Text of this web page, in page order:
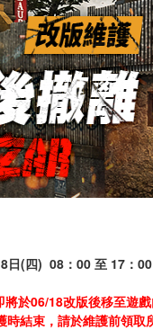
(四) 08：00 至 17：
於06/18改版後移至遊
結束，請於維護前領